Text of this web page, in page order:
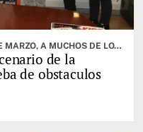
LA CITA REUNIRÁ, EL PRÓXIMO 30 DE MARZO, A MUCHOS DE LOS MEJORES ATLETAS DE LA ESPECIALIDAD
de la
de obstaculos